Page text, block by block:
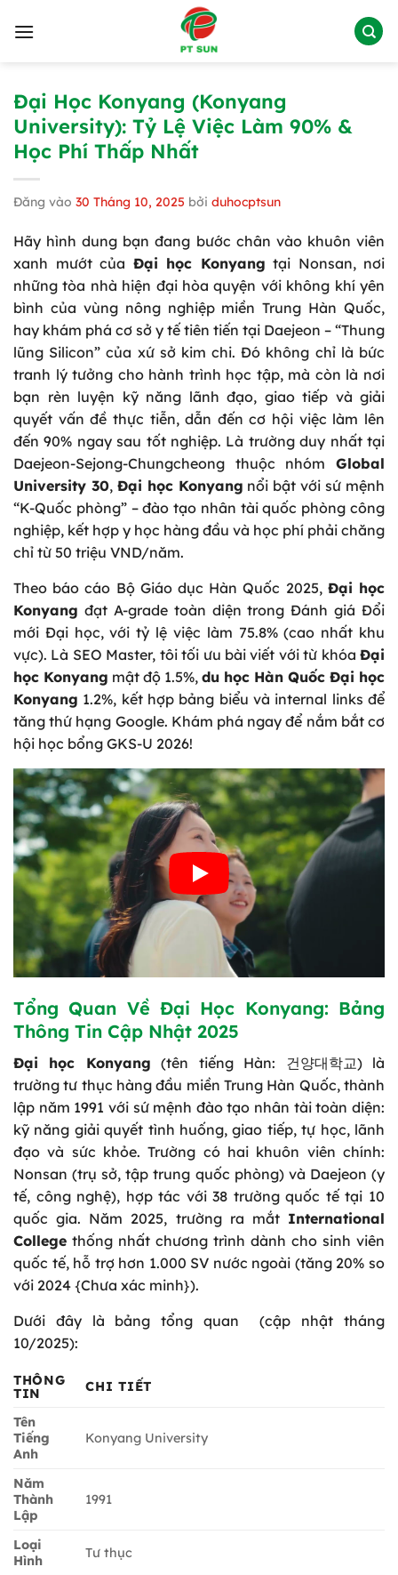
qua
Đại Học Konyang (Konyang
University): Tỷ Lệ Việc Làm 90% &
Học Phí Thấp Nhất
Đăng vào 30 Tháng 10, 2025 bởi duhocptsun
Hãy hình dung bạn đang bước chân vào khuôn viên
xanh mướt của Đại học Konyang tại Nonsan, nơi
những tòa nhà hiện đại hòa quyện với không khí yên
bình của vùng nông nghiệp miền Trung Hàn Quốc,
hay khám phá cơ sở y tế tiên tiến tại Daejeon – “Thung
lũng Silicon” của xứ sở kim chi. Đó không chỉ là bức
tranh lý tưởng cho hành trình học tập, mà còn là nơi
bạn rèn luyện kỹ năng lãnh đạo, giao tiếp và giải
quyết vấn đề thực tiễn, dẫn đến cơ hội việc làm lên
đến 90% ngay sau tốt nghiệp. Là trường duy nhất tại
Daejeon-Sejong-Chungcheong thuộc nhóm Global
University 30, Đại học Konyang nổi bật với sứ mệnh
“K-Quốc phòng” – đào tạo nhân tài quốc phòng công
nghiệp, kết hợp y học hàng đầu và học phí phải chăng
chỉ từ 50 triệu VND/năm.
Theo báo cáo Bộ Giáo dục Hàn Quốc 2025, Đại học
Konyang đạt A-grade toàn diện trong Đánh giá Đổi
mới Đại học, với tỷ lệ việc làm 75.8% (cao nhất khu
vực). Là SEO Master, tôi tối ưu bài viết với từ khóa Đại
học Konyang mật độ 1.5%, du học Hàn Quốc Đại học
Konyang 1.2%, kết hợp bảng biểu và internal links để
tăng thứ hạng Google. Khám phá ngay để nắm bắt cơ
hội học bổng GKS-U 2026!
Tổng Quan Về Đại Học Konyang: Bảng
Thông Tin Cập Nhật 2025
Đại học Konyang (tên tiếng Hàn: 건양대학교) là
trường tư thục hàng đầu miền Trung Hàn Quốc, thành
lập năm 1991 với sứ mệnh đào tạo nhân tài toàn diện:
kỹ năng giải quyết tình huống, giao tiếp, tự học, lãnh
đạo và sức khỏe. Trường có hai khuôn viên chính:
Nonsan (trụ sở, tập trung quốc phòng) và Daejeon (y
tế, công nghệ), hợp tác với 38 trường quốc tế tại 10
quốc gia. Năm 2025, trường ra mắt International
College thống nhất chương trình dành cho sinh viên
quốc tế, hỗ trợ hơn 1.000 SV nước ngoài (tăng 20% so
với 2024 {Chưa xác minh}).
Dưới đây là bảng tổng quan (cập nhật tháng
10/2025):
THÔNG
TIN
CHI TIẾT
Tên
Tiếng
Anh
Konyang University
Năm
Thành
Lập
1991
Loại
Hình
Tư thục